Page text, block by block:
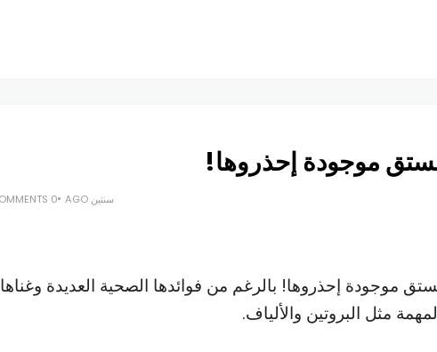
موجودة إحذروها!
سنتين AGO 0 COMMENTS
موجودة إحذروها! بالرغم من فوائدها الصحية العديدة وغناها
مثل البروتين والألياف.